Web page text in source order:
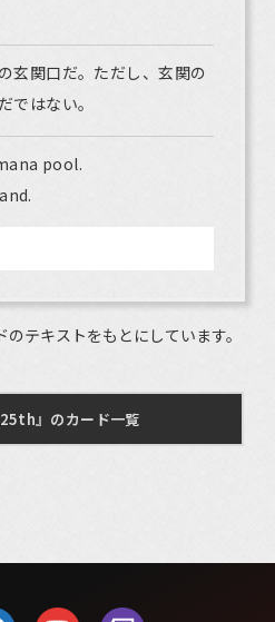
玄関口だ。ただし、玄関の
ではない。
pool.
テキストをもとにしています。
25th』のカード一覧